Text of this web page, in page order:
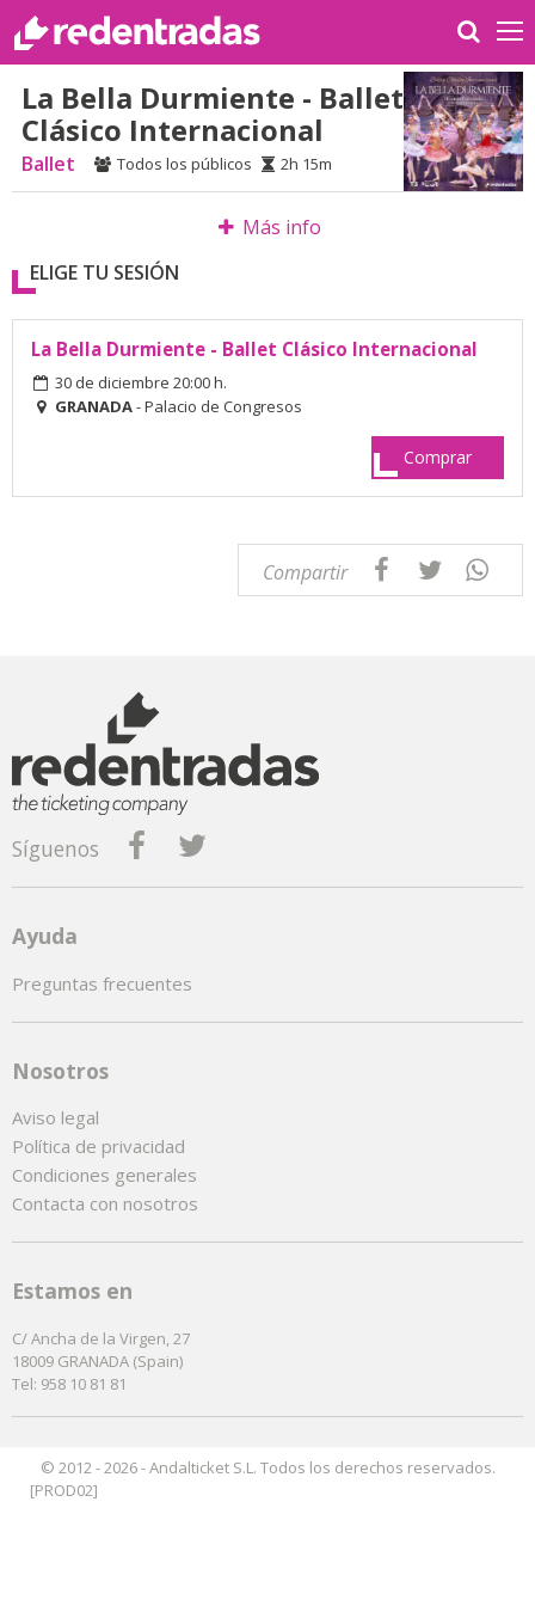
La Bella Durmiente - Ballet
Clásico Internacional
Ballet Todos los públicos 2h 15m
Más info
ELIGE TU SESIÓN
La Bella Durmiente - Ballet Clásico Internacional
30 de diciembre 20:00 h.
GRANADA- Palacio de Congresos
Comprar
Compartir
Síguenos
Ayuda
Preguntas frecuentes
Nosotros
Aviso legal
Política de privacidad
Condiciones generales
Contacta con nosotros
Estamos en
C/ Ancha de la Virgen, 27
18009 GRANADA (Spain)
Tel: 958 10 81 81
© 2012 - 2026 - Andalticket S.L. Todos los derechos reservados.
[PROD02]